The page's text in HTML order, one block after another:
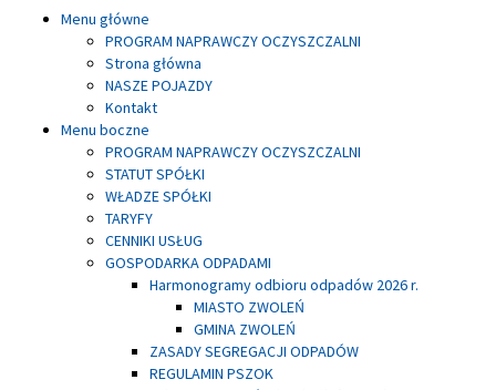
Menu główne
PROGRAM NAPRAWCZY OCZYSZCZALNI
Strona główna
NASZE POJAZDY
Kontakt
Menu boczne
PROGRAM NAPRAWCZY OCZYSZCZALNI
STATUT SPÓŁKI
WŁADZE SPÓŁKI
TARYFY
CENNIKI USŁUG
GOSPODARKA ODPADAMI
Harmonogramy odbioru odpadów 2026 r.
MIASTO ZWOLEŃ
GMINA ZWOLEŃ
ZASADY SEGREGACJI ODPADÓW
REGULAMIN PSZOK